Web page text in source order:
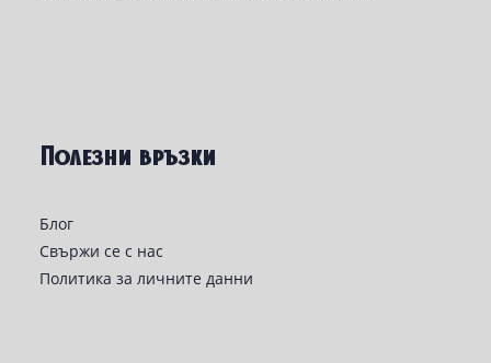
Полезни връзки
Блог
Свържи се с нас
Политика за личните данни